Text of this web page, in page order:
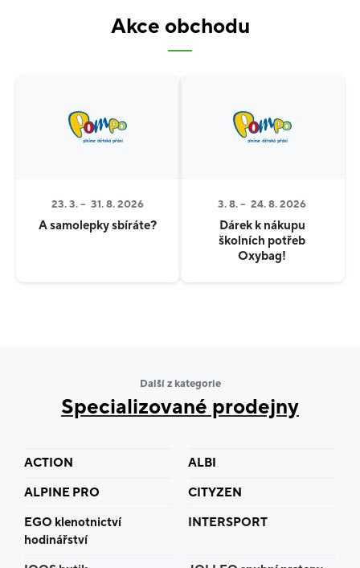
Akce obchodu
23. 3. – 31. 8. 2026
A samolepky sbíráte?
3. 8. – 24. 8. 2026
Dárek k nákupu
školních potřeb
Oxybag!
Další z kategorie
Specializované prodejny
ACTION
ALBI
ALPINE PRO
CITYZEN
EGO klenotnictví
hodinářství
INTERSPORT